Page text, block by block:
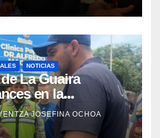
NOTICIAS
La Guaira
en la
del Hospitalito de
JOSEFINA OCHOA